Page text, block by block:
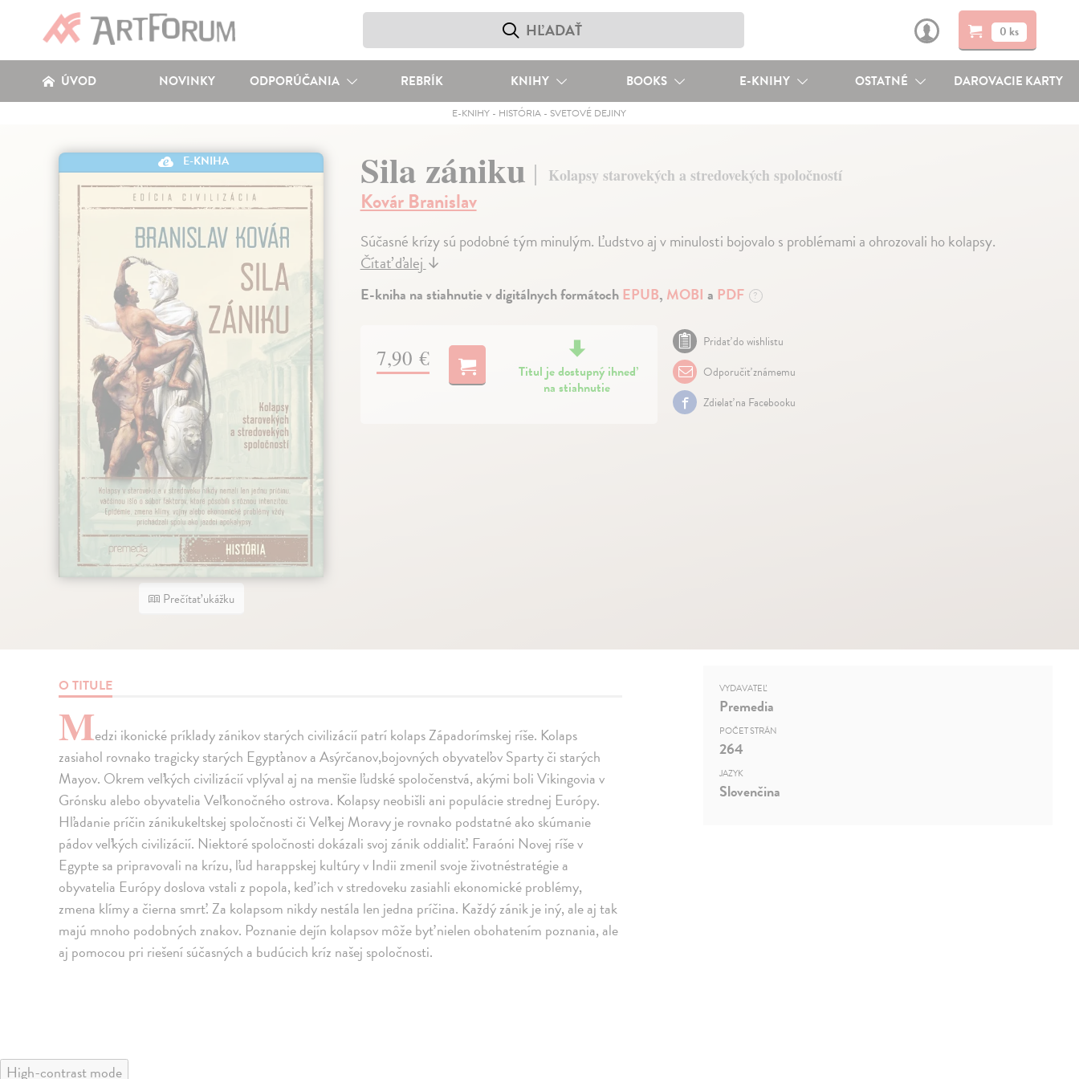
0 ks
ÚVOD NOVINKY ODPORÚČANIA REBRÍK KNIHY BOOKS E-KNIHY OSTATNÉ DAROVACIE KARTY
E-KNIHY - HISTÓRIA - SVETOVÉ DEJINY
E-KNIHA
Prečítať ukážku
Sila zániku Kolapsy starovekých a stredovekých spoločností
Kovár Branislav
Súčasné krízy sú podobné tým minulým. Ľudstvo aj v minulosti bojovalo s problémami a ohrozovali ho kolapsy.
Čítať ďalej↓
E-kniha na stiahnutie v digitálnych formátochEPUB, MOBI a PDF ?
7,90 €
Titul je dostupný ihneď
na stiahnutie
Pridať do wishlistu
Odporučiť známemu
Zdielať na Facebooku
O TITULE
Medzi ikonické príklady zánikov starých civilizácií patrí kolaps Západorímskej ríše. Kolaps
zasiahol rovnako tragicky starých Egypťanov a Asýrčanov,bojovných obyvateľov Sparty či starých
Mayov. Okrem veľkých civilizácií vplýval aj na menšie ľudské spoločenstvá, akými boli Vikingovia v
Grónsku alebo obyvatelia Veľkonočného ostrova. Kolapsy neobišli ani populácie strednej Európy.
Hľadanie príčin zánikukeltskej spoločnosti či Veľkej Moravy je rovnako podstatné ako skúmanie
pádov veľkých civilizácií. Niektoré spoločnosti dokázali svoj zánik oddialiť. Faraóni Novej ríše v
Egypte sa pripravovali na krízu, ľud harappskej kultúry v Indii zmenil svoje životnéstratégie a
obyvatelia Európy doslova vstali z popola, keď ich v stredoveku zasiahli ekonomické problémy,
zmena klímy a čierna smrť. Za kolapsom nikdy nestála len jedna príčina. Každý zánik je iný, ale aj tak
majú mnoho podobných znakov. Poznanie dejín kolapsov môže byť nielen obohatením poznania, ale
aj pomocou pri riešení súčasných a budúcich kríz našej spoločnosti.
VYDAVATEĽ
Premedia
POČET STRÁN
264
JAZYK
Slovenčina
High-contrast mode